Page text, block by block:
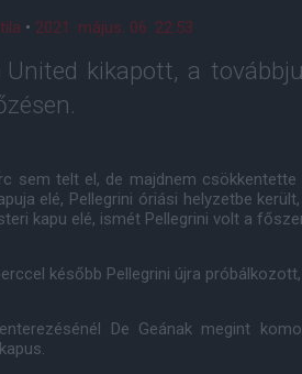
• 2021. május. 06. 22:53
United kikapott, a
sem telt el, de majdnem
elé, Pellegrini óriási helyzetbe
kapu elé, ismét Pellegrini volt a
később Pellegrini újra
De Geának megint